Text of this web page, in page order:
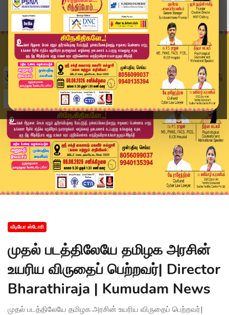
Home
வீடியோ ஸ்டோரி
முதல் படத்திலேயே தமிழக அரசின் உயரிய விருதைப் பெ...
வீடியோ ஸ்டோரி
முதல் படத்திலேயே தமிழக அரசின்
உயரிய விருதைப் பெற்றவர்| Director
Bharathiraja | Kumudam News
முதல் படத்திலேயே தமிழக அரசின் உயரிய விருதைப் பெற்றவர்|